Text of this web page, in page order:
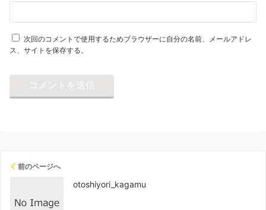
次回のコメントで使用するためブラウザーに自分の名前、メールアドレ
ス、サイトを保存する。
前のページへ
otoshiyori_kagamu